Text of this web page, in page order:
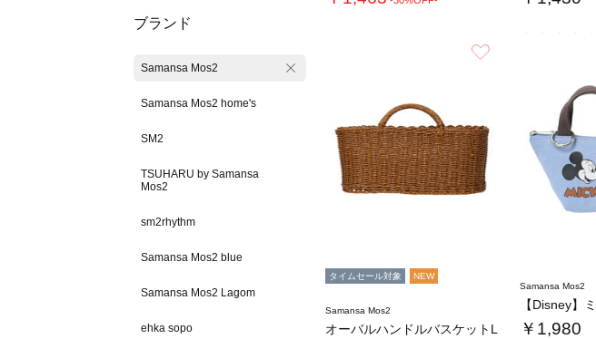
ブランド
Samansa Mos2
Samansa Mos2 home's
SM2
TSUHARU by Samansa
Mos2
sm2rhythm
Samansa Mos2 blue
Samansa Mos2 Lagom
ehka sopo
タイムセール対象 NEW
Samansa Mos2
オーバルハンドルバスケットL
Samansa Mos2
￥1,980